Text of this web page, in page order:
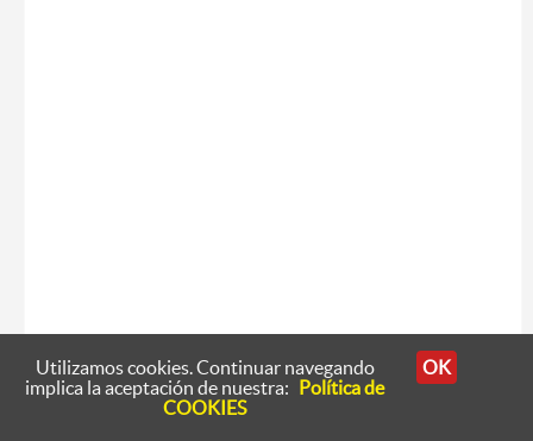
Utilizamos cookies. Continuar navegando
implica la aceptación de nuestra: Política de
COOKIES
OK